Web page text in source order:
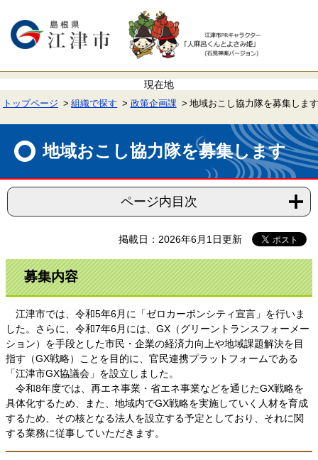
で
ば
本トップページ 組織で探す 政策企画課 地域おこし協力隊を募集します
地域おこし協力隊を募集します
ページ内目次
掲載日：2026年6月1日更新
募集内容
江津市では、令和5年6月に「ゼロカーボンシティ宣言」を行いま
した。さらに、令和7年6月には、GX（グリーントランスフォーメー
ション）を手段とした市民・企業の経済力向上や地域課題解決を目
指す（GX戦略）ことを目的に、官民連携プラットフォームである
「江津市GX協議会」を設立しました。
令和8年度では、再エネ事業・省エネ事業などを通じたGX戦略を
具体化するため、また、地域内でGX戦略を実施していく人材を育成
するため、その核となる法人を設立する予定としており、それに関
する業務に従事していただきます。